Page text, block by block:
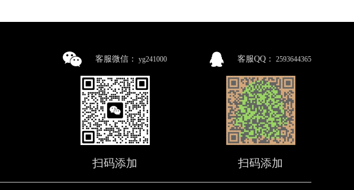
客服微信： yg241000
扫码添加
客服QQ： 2593644365
扫码添加